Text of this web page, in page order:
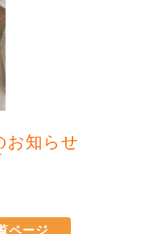
お知らせ
ページ